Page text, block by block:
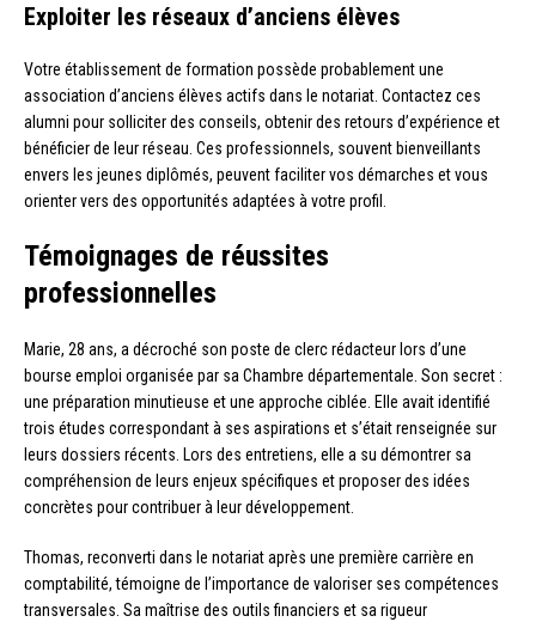
Exploiter les réseaux d’anciens élèves
Votre établissement de formation possède probablement une
association d’anciens élèves actifs dans le notariat. Contactez ces
alumni pour solliciter des conseils, obtenir des retours d’expérience et
bénéficier de leur réseau. Ces professionnels, souvent bienveillants
envers les jeunes diplômés, peuvent faciliter vos démarches et vous
orienter vers des opportunités adaptées à votre profil.
Témoignages de réussites
professionnelles
Marie, 28 ans, a décroché son poste de clerc rédacteur lors d’une
bourse emploi organisée par sa Chambre départementale. Son secret :
une préparation minutieuse et une approche ciblée. Elle avait identifié
trois études correspondant à ses aspirations et s’était renseignée sur
leurs dossiers récents. Lors des entretiens, elle a su démontrer sa
compréhension de leurs enjeux spécifiques et proposer des idées
concrètes pour contribuer à leur développement.
Thomas, reconverti dans le notariat après une première carrière en
comptabilité, témoigne de l’importance de valoriser ses compétences
transversales. Sa maîtrise des outils financiers et sa rigueur